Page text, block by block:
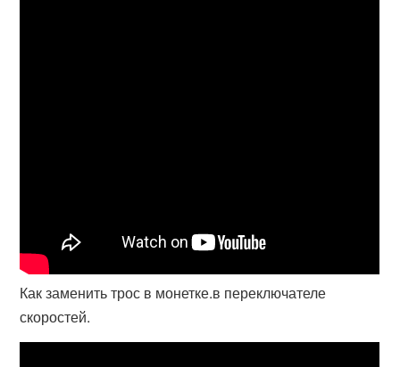
Как заменить трос в монетке.в переключателе
скоростей.